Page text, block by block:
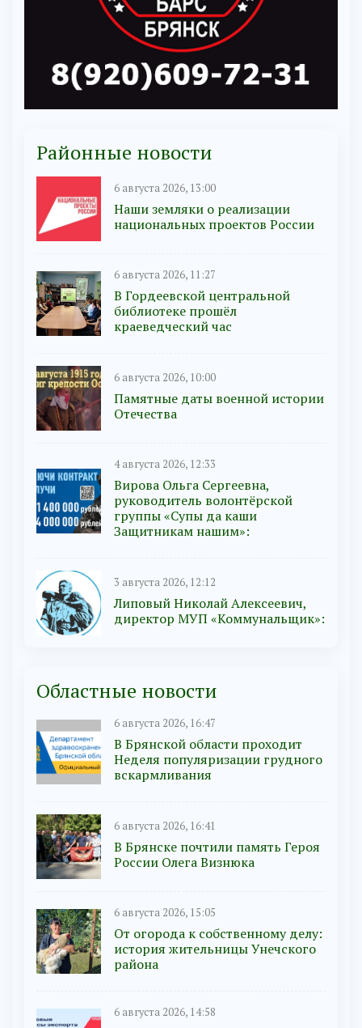
Районные новости
6 августа 2026, 13:00
Наши земляки о реализации
национальных проектов России
6 августа 2026, 11:27
В Гордеевской центральной
библиотеке прошёл
краеведческий час
6 августа 2026, 10:00
Памятные даты военной истории
Отечества
4 августа 2026, 12:33
Вирова Ольга Сергеевна,
руководитель волонтёрской
группы «Супы да каши
Защитникам нашим»:
3 августа 2026, 12:12
Липовый Николай Алексеевич,
директор МУП «Коммунальщик»:
Областные новости
6 августа 2026, 16:47
В Брянской области проходит
Неделя популяризации грудного
вскармливания
6 августа 2026, 16:41
В Брянске почтили память Героя
России Олега Визнюка
6 августа 2026, 15:05
От огорода к собственному делу:
история жительницы Унечского
района
6 августа 2026, 14:58